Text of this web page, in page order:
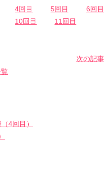
4回目 5回目
6回目
10回目
11回目
次の記事
4回目）